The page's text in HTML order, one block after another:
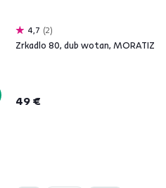
4,7 2
Zrkadlo 80, dub wotan, MORATIZ
49 €